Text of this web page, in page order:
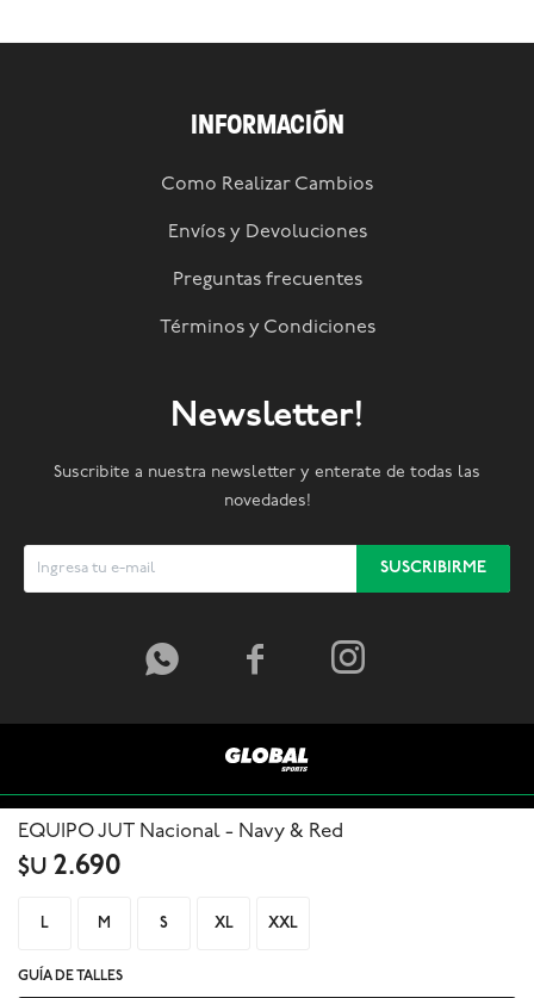
EQUIPO JUT Nacional - Navy & Red
$U 2.690
L M S XL XXL
GUÍA DE TALLES
INFORMACIÓN
Como Realizar Cambios
Envíos y Devoluciones
Preguntas frecuentes
Términos y Condiciones
Newsletter!
Suscribite a nuestra newsletter y enterate de todas las
novedades!
SUSCRIBIRME
  